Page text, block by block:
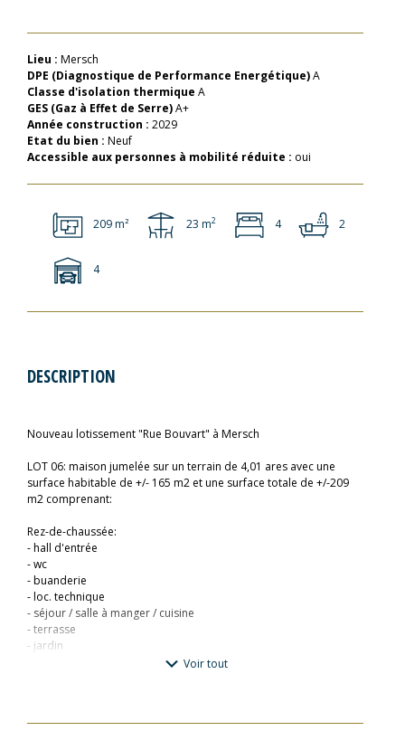
Lieu : Mersch
DPE (Diagnostique de Performance Energétique)A
Classe d'isolation thermique A
GES (Gaz à Effet de Serre)A+
Année construction : 2029
Etat du bien : Neuf
Accessible aux personnes à mobilité réduite : oui
209 m² 23 m2 4 2
4
DESCRIPTION
Nouveau lotissement "Rue Bouvart" à Mersch
LOT 06: maison jumelée sur un terrain de 4,01 ares avec une
surface habitable de +/- 165 m2 et une surface totale de +/-209
m2 comprenant:
Rez-de-chaussée:
- hall d'entrée
- wc
- buanderie
- loc. technique
- séjour / salle à manger / cuisine
- terrasse
- jardin
- hall
Voir tout